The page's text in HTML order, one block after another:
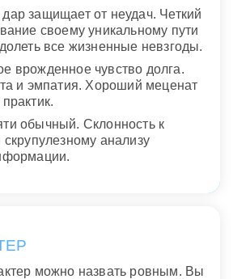
защищает от неудач. Четкий
своему уникальному пути
все жизненные невзгоды.
врожденное чувство долга.
и эмпатия. Хороший меценат
обычный. Склонность к
анализу
можно назвать ровным. Вы